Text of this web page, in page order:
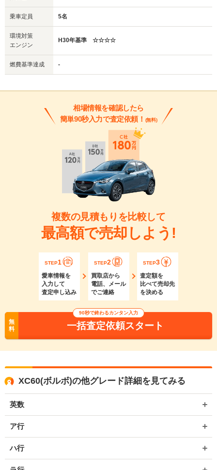
乗車定員 5名
環境対策
エンジン
H30年基準 ☆☆☆☆
燃費基準達成 -
相場情報を確認したら
簡単90秒入力で査定依頼！ (無料)
複数の見積もりを比較して
最高額で売却しよう!
STEP1
愛車情報を
入力して
査定申し込み
STEP2
買取店から
電話、メール
でご連絡
STEP3
査定額を
比べて売却先
を決める
無
料
90秒で終わるカンタン入力
一括査定依頼スタート
XC60(ボルボ)の他グレード詳細を見てみる
英数
ア行
ハ行